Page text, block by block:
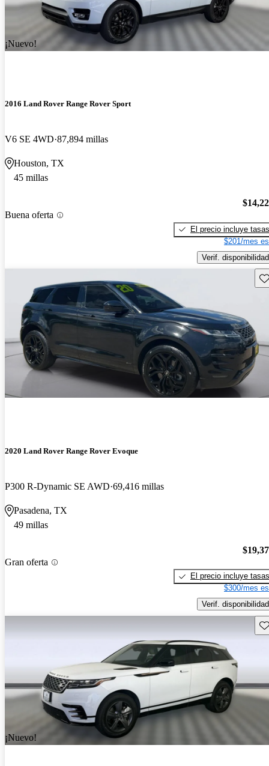
¡Nuevo!
2016 Land Rover Range Rover Sport
V6 SE 4WD 87,894 millas
Houston, TX
45 millas
Buena oferta
El precio incluye tasas
$201/mes
Verif. disponibilidad
2020 Land Rover Range Rover Evoque
P300 R-Dynamic SE AWD 69,416 millas
Pasadena, TX
49 millas
Gran oferta
El precio incluye tasas
$300/mes
Verif. disponibilidad
¡Nuevo!